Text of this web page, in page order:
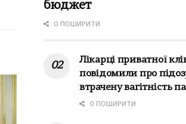
бюджет
0 ПОШИРИТИ
Лікарці приватної
повідомили про
втрачену вагітність
0 ПОШИРИТИ